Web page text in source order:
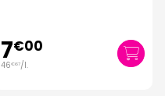
7€00
46€67/l.